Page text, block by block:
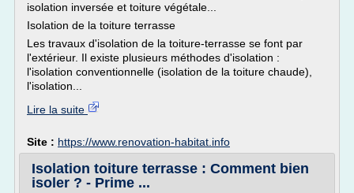
isolation inversée et toiture végétale...
Isolation de la toiture terrasse
Les travaux d'isolation de la toiture-terrasse se font par
l'extérieur. Il existe plusieurs méthodes d'isolation :
l'isolation conventionnelle (isolation de la toiture chaude),
l'isolation...
Lire la suite
Site : https://www.renovation-habitat.info
Isolation toiture terrasse : Comment bien
isoler ? - Prime ...